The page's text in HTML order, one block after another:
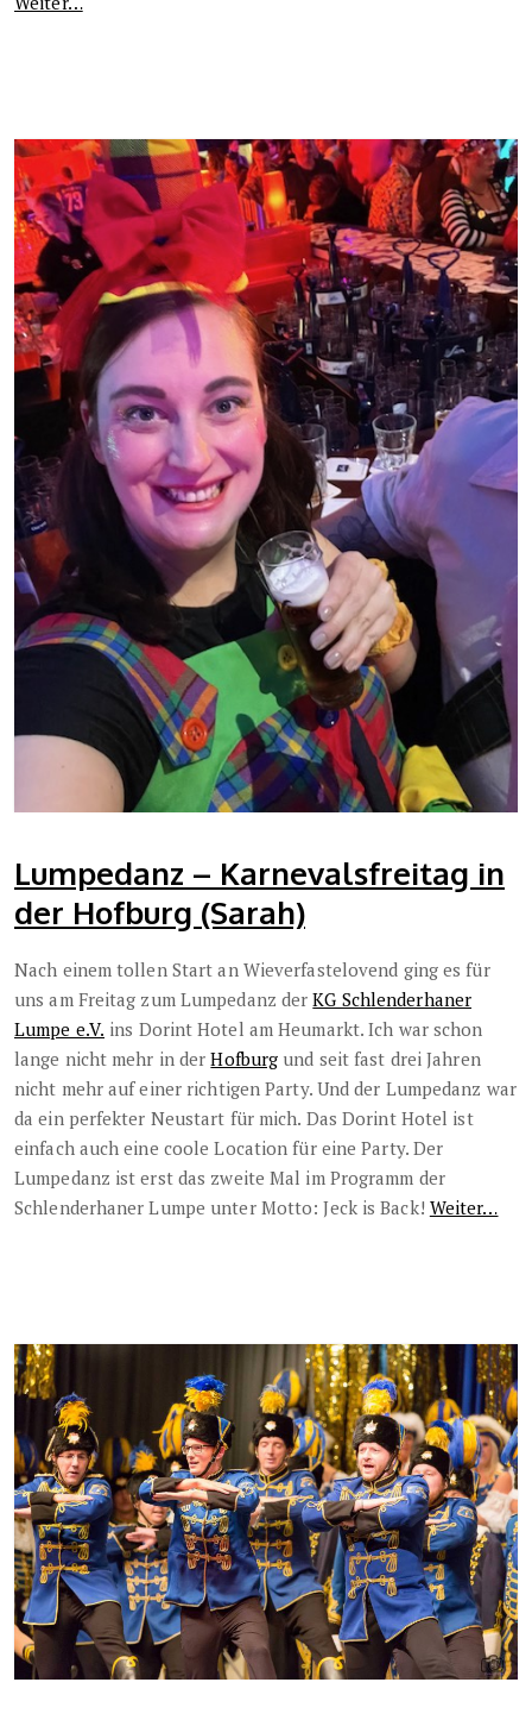
Lumpedanz – Karnevalsfreitag in
der Hofburg (Sarah)
Nach einem tollen Start an Wieverfastelovend ging es für
uns am Freitag zum Lumpedanz derKG Schlenderhaner
Lumpe e.V. ins Dorint Hotel am Heumarkt. Ich war schon
lange nicht mehr in derHofburg und seit fast drei Jahren
nicht mehr auf einer richtigen Party. Und der Lumpedanz war
da ein perfekter Neustart für mich. Das Dorint Hotel ist
einfach auch eine coole Location für eine Party. Der
Lumpedanz ist erst das zweite Mal im Programm der
Schlenderhaner Lumpe unter Motto: Jeck is Back! Weiter…